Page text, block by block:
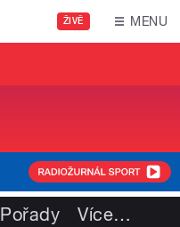
ŽIVĚ MENU
Pořady Více…